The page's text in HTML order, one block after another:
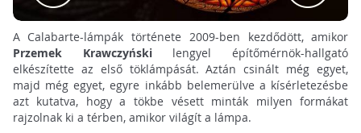
A Calabarte-lámpák története 2009-ben kezdődött, amikor
Przemek Krawczyńskilengyel építőmérnök-hallgató
elkészítette az első töklámpását. Aztán csinált még egyet,
majd még egyet, egyre inkább belemerülve a kísérletezésbe
azt kutatva, hogy a tökbe vésett minták milyen formákat
rajzolnak ki a térben, amikor világít a lámpa.